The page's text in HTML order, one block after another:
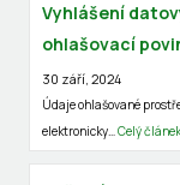
Vyhlášení
ohlašovací
30 září, 2024
Údaje ohlašované
elektronicky…Celý článek